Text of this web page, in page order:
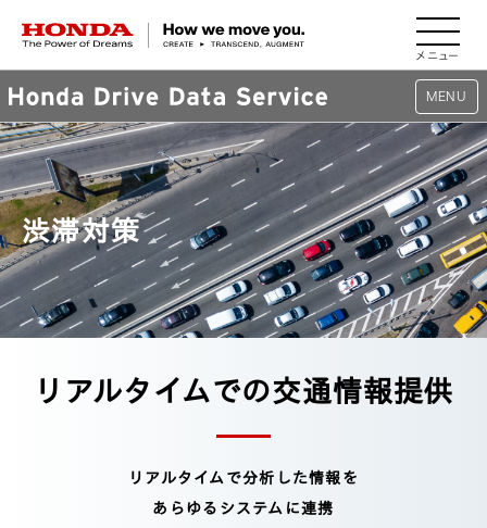
HONDA The Power of Dreams
MENU
TOP
サービス
活用事例
渋滞対策
渋滞対策
リアルタイムでの交通情報提供
リアルタイムで分析した情報を
あらゆるシステムに連携